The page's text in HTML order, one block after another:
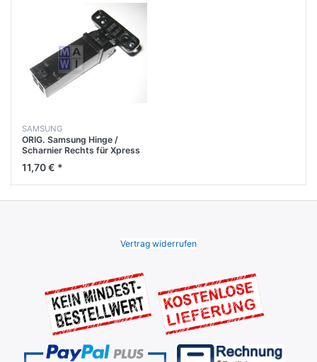
SAMSUNG
ORIG. Samsung Hinge /
Scharnier Rechts für Xpress
C480FN
11,70 € *
Vertrag widerrufen